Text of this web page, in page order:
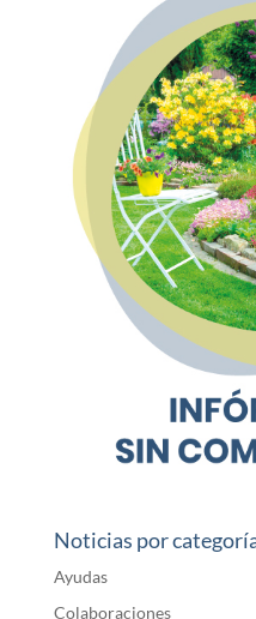
Noticias por
Ayudas
Colaboraciones